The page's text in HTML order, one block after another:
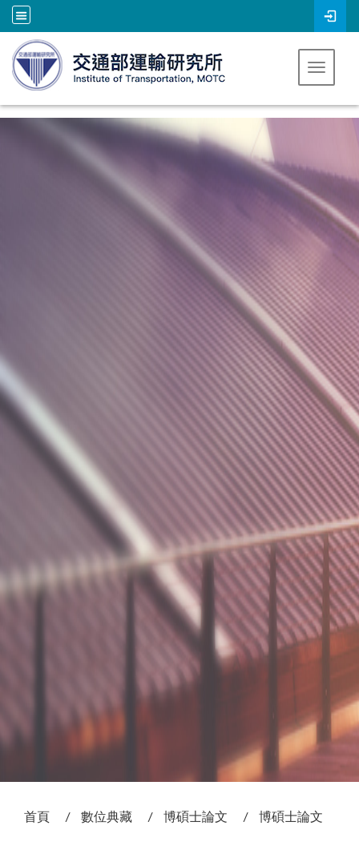
跳到主要內容
Toggle
首頁 數位典藏 博碩士論文 博碩士論文